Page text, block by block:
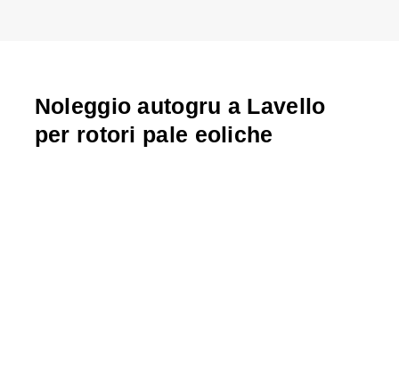
Noleggio autogru a Lavello
per rotori pale eoliche